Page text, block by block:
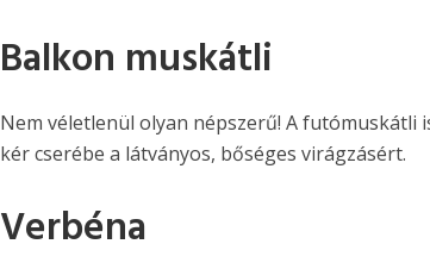
Balkon muskátli
Nem véletlenül olyan népszerű! A futómuskátli
kér cserébe a látványos, bőséges virágzásért.
Verbéna